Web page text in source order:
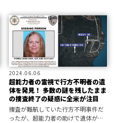
今回は、UFOを呼ぶときの定番フレ
ーズ「ベントラ」をふりだしに、宇
宙とのコンタクト文化を振り返る。
2024.06.06
超能力者の霊視で行方不明者の遺
体を発見！ 多数の謎を残したまま
の捜査終了の疑惑に全米が注目
捜査が難航していた行方不明事件だ
ったが、超能力者の助けで遺体が発